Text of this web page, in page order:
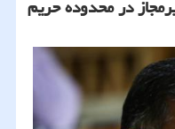
در محدوده حریم